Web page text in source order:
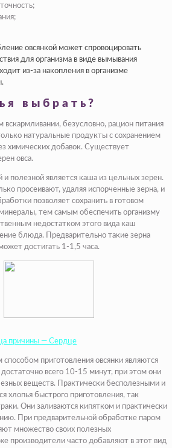
овсянкой может спровоцировать
для организма в виде вымывания
из-за накопления в организме
выбрать?
безусловно, рацион питания
натуральные продукты с сохранением
химических добавок. Существует
овса.
полезной является каша из цельных зерен.
просеивают, удаляя испорченные зерна, и
позволяет сохранить в готовом
тем самым обеспечить организму
недостатком этого вида каш
блюда. Предварительно такие зерна
достигать 1-1,5 часа.
причины — Сердце
приготовления овсянки являются
достаточно всего 10-15 минут, при этом они
веществ. Практически бесполезными и
хлопья быстрого приготовления, так
Они заливаются кипятком и практически
При предварительной обработке паром
множество своих полезных
производители часто добавляют в этот вид